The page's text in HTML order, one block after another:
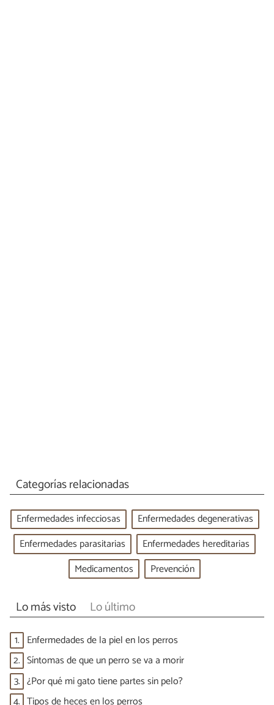
Categorías relacionadas
Enfermedades infecciosas
Enfermedades degenerativas
Enfermedades parasitarias
Enfermedades hereditarias
Medicamentos
Prevención
Lo más visto Lo último
1. Enfermedades de la piel en los perros
2. Síntomas de que un perro se va a morir
3. ¿Por qué mi gato tiene partes sin pelo?